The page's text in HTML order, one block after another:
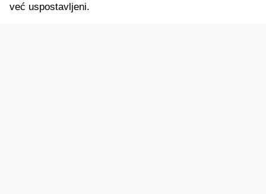
već uspostavljeni.